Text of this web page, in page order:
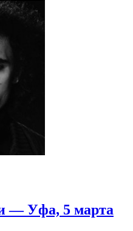
— Уфа, 5 марта